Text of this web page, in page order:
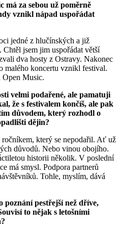
má za sebou už poměrně
vznikl nápad uspořádat
jedné z hlučínských a již
jsem jim uspořádat větší
dva hosty z Ostravy. Nakonec
malého koncertu vznikl festival.
Open Music.
velmi podařené, ale pamatuji
že s festivalem končíš, ale pak
důvodem, který rozhodl o
dějin?
který se nepodařil. Ať už
důvodů. Nebo vinou obojího.
historii několik. V poslední
má smysl. Podpora partnerů
Tohle, myslím, dává
poznání pestřejší než dříve,
to nějak s letošními